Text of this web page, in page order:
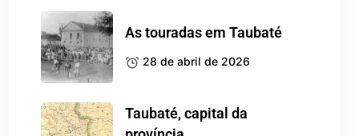
As touradas em Taubaté
28 de abril de 2026
Taubaté, capital da